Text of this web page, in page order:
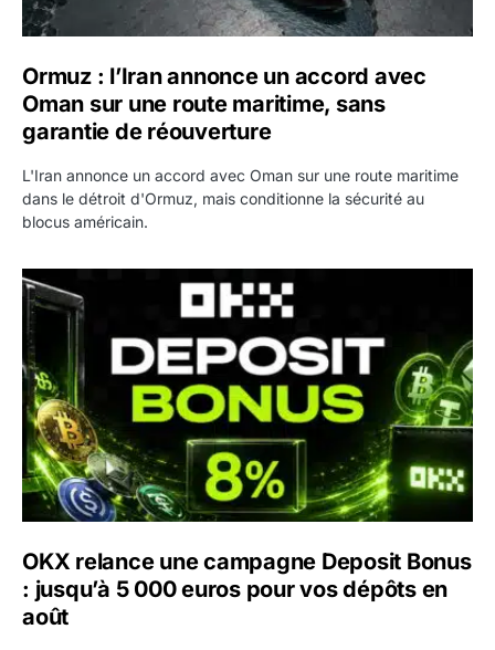
Ormuz : l’Iran annonce un accord avec
Oman sur une route maritime, sans
garantie de réouverture
L'Iran annonce un accord avec Oman sur une route maritime
dans le détroit d'Ormuz, mais conditionne la sécurité au
blocus américain.
OKX relance une campagne Deposit Bonus : jusqu’à 5
OKX relance une campagne Deposit Bonus
: jusqu’à 5 000 euros pour vos dépôts en
août